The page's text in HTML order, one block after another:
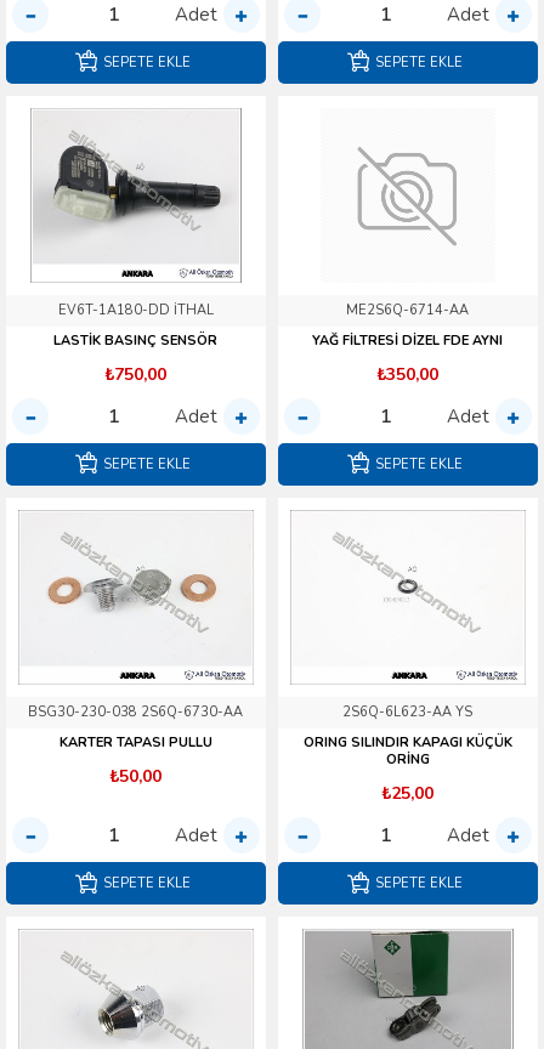
Adet
SEPETE EKLE
Adet
SEPETE EKLE
EV6T-1A180-DD İTHAL
LASTİK BASINÇ SENSÖR
₺750,00
Adet
SEPETE EKLE
ME2S6Q-6714-AA
YAĞ FİLTRESİ DİZEL FDE AYNI
₺350,00
Adet
SEPETE EKLE
BSG30-230-038 2S6Q-6730-AA
KARTER TAPASI PULLU
₺50,00
Adet
SEPETE EKLE
2S6Q-6L623-AA YS
ORING SILINDIR KAPAGI KÜÇÜK
ORİNG
₺25,00
Adet
SEPETE EKLE